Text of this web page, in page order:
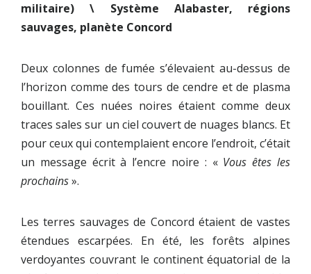
militaire) \ Système Alabaster, régions
sauvages, planète Concord
Deux colonnes de fumée s’élevaient au-dessus de
l’horizon comme des tours de cendre et de plasma
bouillant. Ces nuées noires étaient comme deux
traces sales sur un ciel couvert de nuages blancs. Et
pour ceux qui contemplaient encore l’endroit, c’était
un message écrit à l’encre noire : « Vous êtes les
prochains».
Les terres sauvages de Concord étaient de vastes
étendues escarpées. En été, les forêts alpines
verdoyantes couvrant le continent équatorial de la